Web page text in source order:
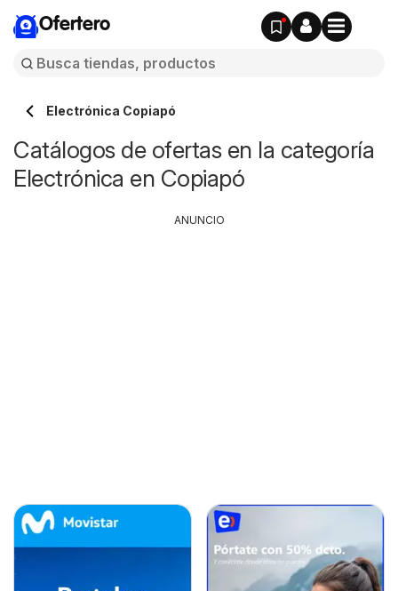
Ofertero
Electrónica Copiapó
Catálogos de ofertas en la categoría
Electrónica en Copiapó
ANUNCIO